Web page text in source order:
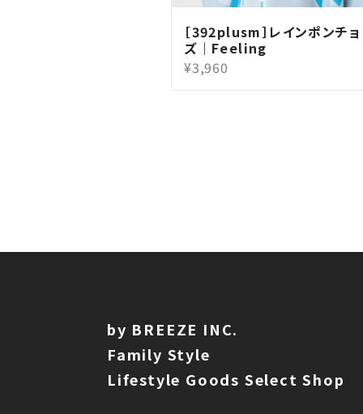
［392plusm］レインポンチ
ズ｜Feeling
¥3,960
by BREEZE INC.
Family Style
Lifestyle Goods Select Shop